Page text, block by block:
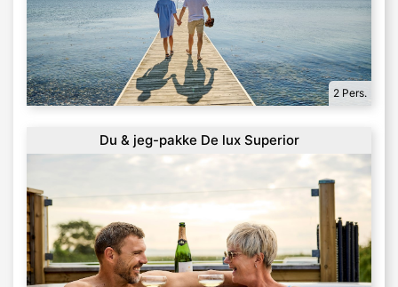
2 Pers.
Du & jeg-pakke De lux Superior